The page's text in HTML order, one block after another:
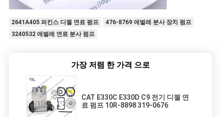
2641A405 퍼킨스 디젤 연료 펌프
476-8769 애벌레 분사 장치 펌프
3240532 애벌레 연료 분사 펌프
가장 저렴 한 가격 으로
CAT E330C E330D C9 전기 디젤 연
료 펌프 10R-8898 319-0676